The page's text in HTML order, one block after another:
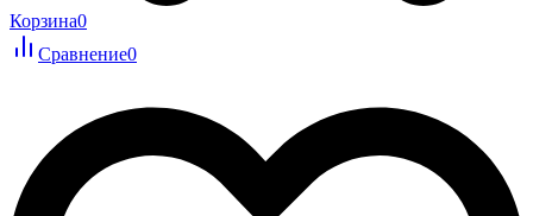
Корзина0
Сравнение0